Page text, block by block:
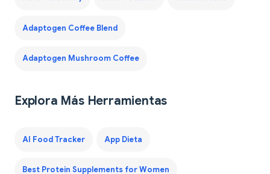
Adaptogen Coffee Blend
Adaptogen Mushroom Coffee
Explora Más Herramientas
AI Food Tracker App Dieta
Best Protein Supplements for Women